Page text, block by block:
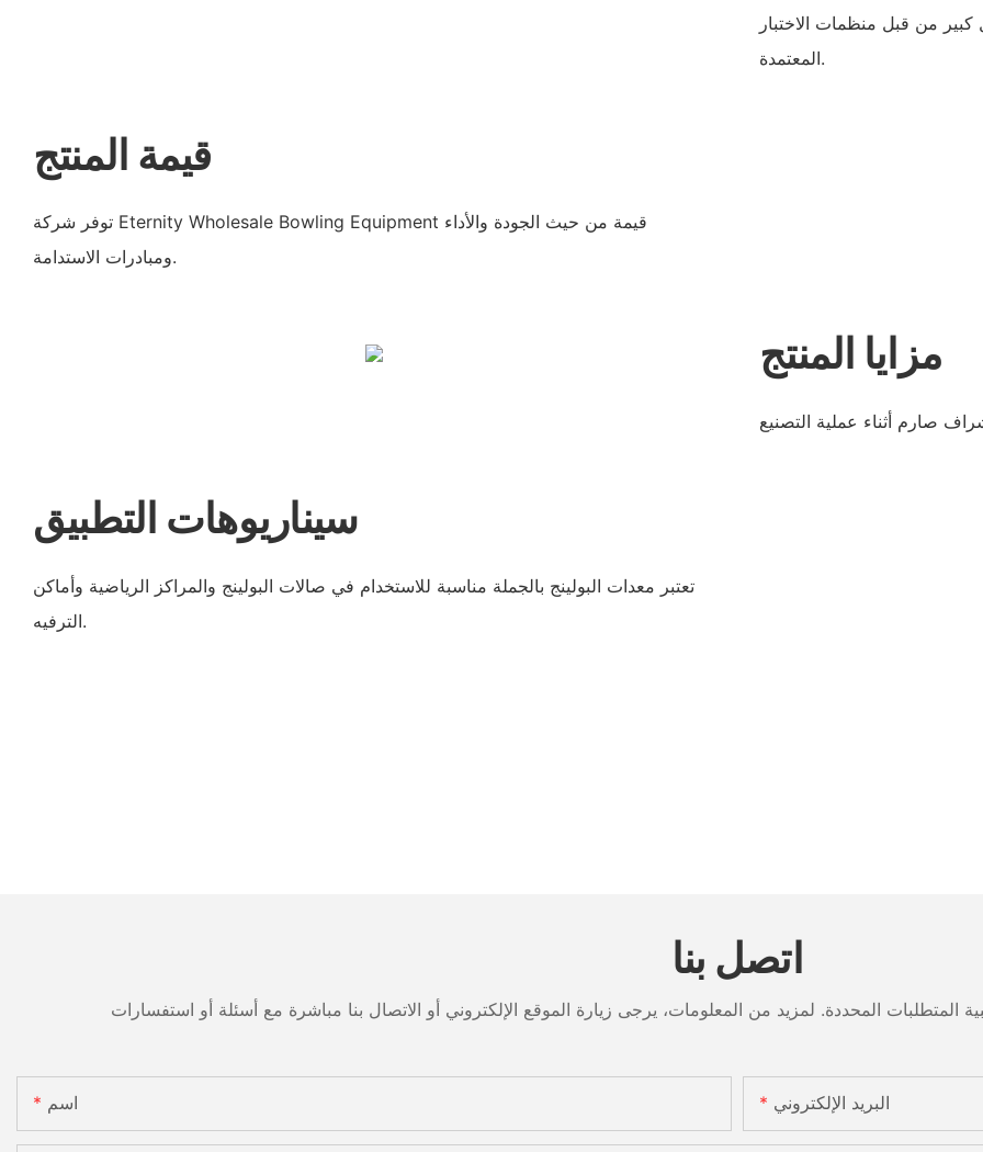
من قبل منظمات الاختبار
المعتمدة.
قيمة المنتج
توفر شركة Eternity Wholesale Bowling Equipment قيمة من حيث الجودة والأداء
ومبادرات الاستدامة.
مزايا المنتج
سيناريوهات التطبيق
تعتبر معدات البولينج بالجملة مناسبة للاستخدام في صالات البولينج والمراكز الرياضية وأماكن
الترفيه.
اتصل بنا
اسم البريد الإلكتروني